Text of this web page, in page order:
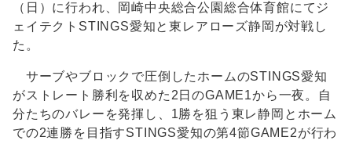
（日）に行われ、岡崎中央総合公園総合体育館にてジ
ェイテクトSTINGS愛知と東レアローズ静岡が対戦し
た。
サーブやブロックで圧倒したホームのSTINGS愛知
がストレート勝利を収めた2日のGAME1から一夜。自
分たちのバレーを発揮し、1勝を狙う東レ静岡とホーム
での2連勝を目指すSTINGS愛知の第4節GAME2が行わ